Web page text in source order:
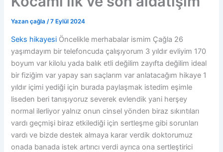
Yazan çağla/7 Eylül 2024
Seks hikayesi Öncelikle merhabalar ismim Çağla 26
yaşımdayım bir telefoncuda çalışıyorum 3 yıldır evliyim 170
boyum var kilolu yada balık etli değilim zayıfta değilim ideal
bir fiziğim var yapay sarı saçlarım var anlatacağım hikaye 1
yıldır içimi yediği için burada paylaşmak istedim eşimle
liseden beri tanışıyoruz severek evlendik yani herşey
normal ilerliyor yalnız onun cinsel yönden biraz sıkıntıları
vardı geçmişi biraz etkilediği için sertleşme gibi sorunları
vardı ve bizde destek almaya karar verdik doktorumuz
onada banada istek artırıcı verdi ayrıca ona sertleştirici